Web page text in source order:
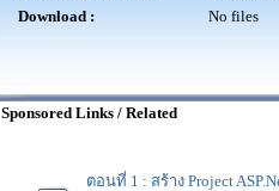
Download :
No files
Sponsored Links / Related
ตอนที่ 1 : สร้าง Project